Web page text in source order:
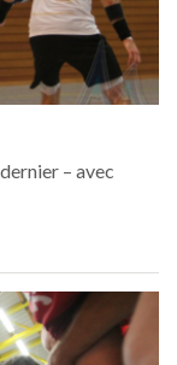
– avec